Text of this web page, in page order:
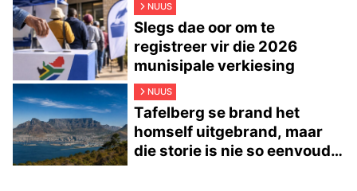
NUUS
Slegs dae oor om te
registreer vir die 2026
munisipale verkiesing
NUUS
Tafelberg se brand het
homself uitgebrand, maar
die storie is nie so eenvoudig